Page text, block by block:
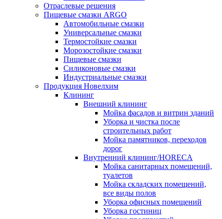
Отраслевые решения
Пищевые смазки ARGO
Автомобильные смазки
Универсальные смазки
Термостойкие смазки
Морозостойкие смазки
Пищевые смазки
Силиконовые смазки
Индустриальные смазки
Продукция Новелхим
Клининг
Внешний клининг
Мойка фасадов и витрин зданий
Уборка и чистка после
строительных работ
Мойка памятников, переходов
дорог
Внутренний клининг/HORECA
Мойка санитарных помещений,
туалетов
Мойка складских помещений,
все виды полов
Уборка офисных помещений
Уборка гостиниц